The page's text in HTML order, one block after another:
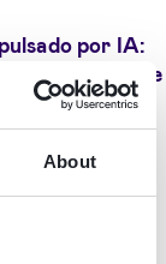
About
por IA:
el fraude de